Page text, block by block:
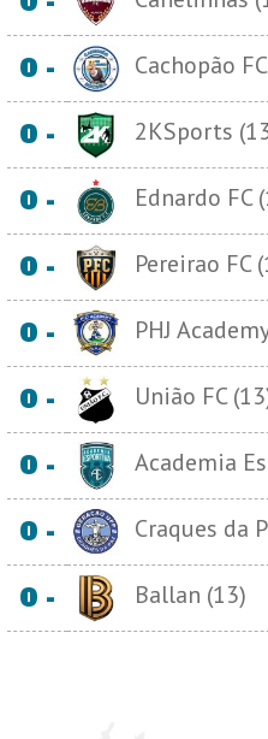
0 - Cachopão
0 - 2KSports
0 - Ednardo FC
0 - Pereirao FC
0 - PHJ
0 - União FC
0 - Academia
0 - Craques da
0 - Ballan (13)